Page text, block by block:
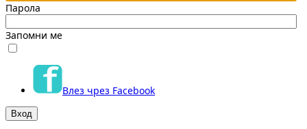
Парола
Запомни ме
Влез чрез Facebook